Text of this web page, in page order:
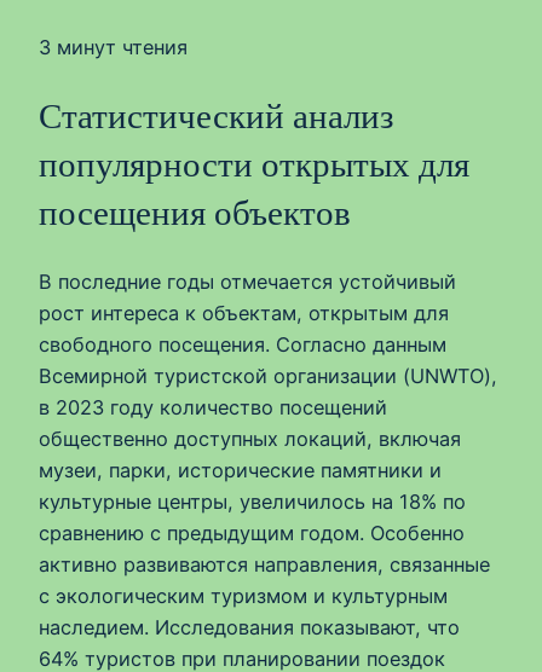
3 минут чтения
Статистический анализ
популярности открытых для
посещения объектов
В последние годы отмечается устойчивый
рост интереса к объектам, открытым для
свободного посещения. Согласно данным
Всемирной туристской организации (UNWTO),
в 2023 году количество посещений
общественно доступных локаций, включая
музеи, парки, исторические памятники и
культурные центры, увеличилось на 18% по
сравнению с предыдущим годом. Особенно
активно развиваются направления, связанные
с экологическим туризмом и культурным
наследием. Исследования показывают, что
64% туристов при планировании поездок